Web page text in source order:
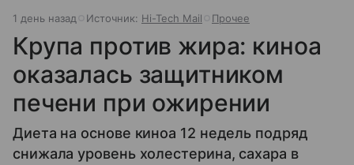
1 день назад Источник: Hi-Tech Mail Прочее
Крупа против жира: киноа
оказалась защитником
печени при ожирении
Диета на основе киноа 12 недель подряд
снижала уровень холестерина, сахара в